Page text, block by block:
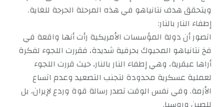
ويتحقق هدف نتانياهو في هذه المرحلة الحرجة للغاية.
إطفاء النار بالنار:
اتصور أن دولة المؤسسات الأمريكية رأت أنها واقعة في
فخ نتانياهو المحبوك بحرفية شديدة، فقررت اللجوء لفكرة
أراها عبقرية، وهي إطفاء النار بالنار، حيث قررت اللجوء
لعملية عسكرية محدودة لتجنب التصعيد وعدم اتساع
الأزمة. وفي نفس الوقت تصدر رسالة قوة وردع لإيران، بل